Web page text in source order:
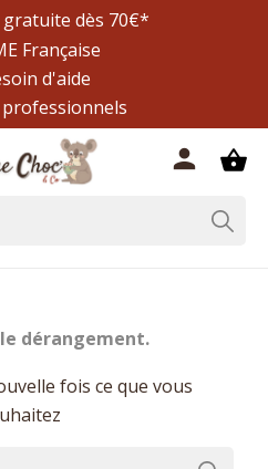
dès 70€*
Française
d'aide
professionnels
shopping_basket
person
dérangement.
fois ce que vous